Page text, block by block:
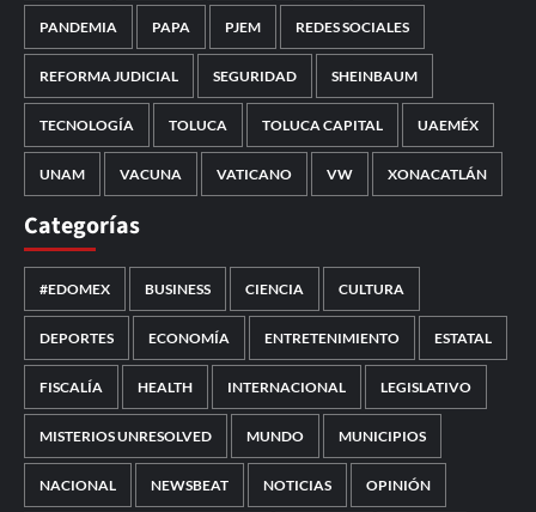
PANDEMIA PAPA PJEM REDES SOCIALES
REFORMA JUDICIAL SEGURIDAD SHEINBAUM
TECNOLOGÍA TOLUCA TOLUCA CAPITAL UAEMÉX
UNAM VACUNA VATICANO VW XONACATLÁN
Categorías
#EDOMEX BUSINESS CIENCIA CULTURA
DEPORTES ECONOMÍA ENTRETENIMIENTO ESTATAL
FISCALÍA HEALTH INTERNACIONAL LEGISLATIVO
MISTERIOS UNRESOLVED MUNDO MUNICIPIOS
NACIONAL NEWSBEAT NOTICIAS OPINIÓN